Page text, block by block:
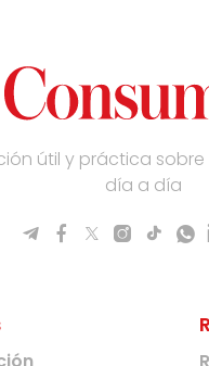
útil y práctica
día a día